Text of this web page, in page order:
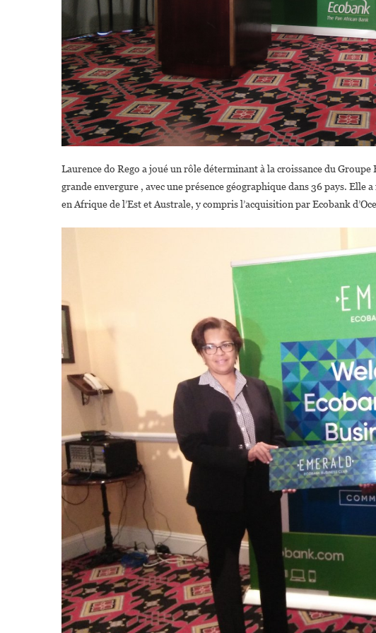
Laurence do Rego a joué un rôle déterminant à la croissance du
grande envergure , avec une présence géographique dans 36 pays. Elle
en Afrique de l’Est et Australe, y compris l’acquisition par Ecobank